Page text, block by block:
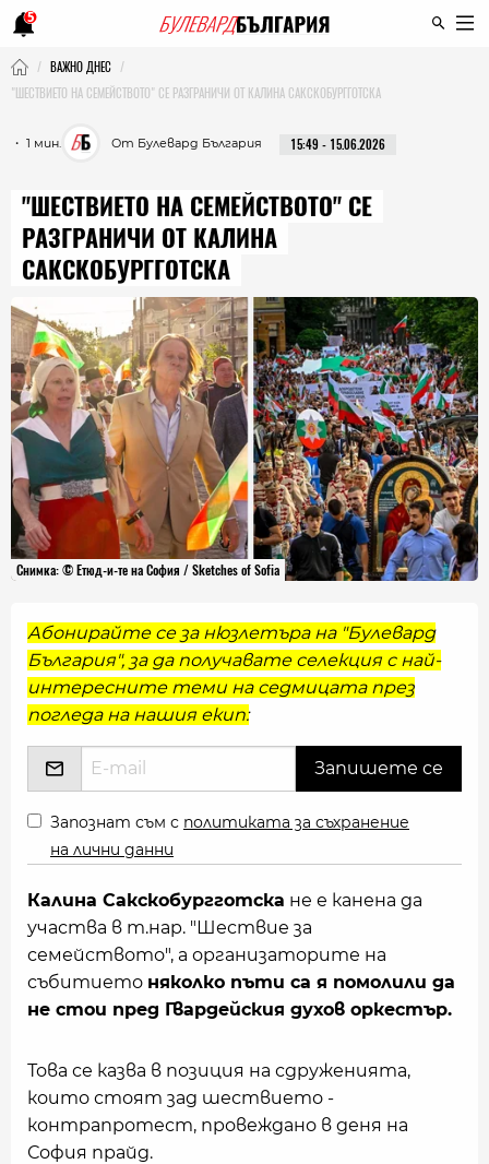
5
ВАЖНО ДНЕС
"ШЕСТВИЕТО НА СЕМЕЙСТВОТО" СЕ РАЗГРАНИЧИ ОТ КАЛИНА САКСКОБУРГГОТСКА
・ 1 мин. От Булевард България 15:49 - 15.06.2026
"ШЕСТВИЕТО НА СЕМЕЙСТВОТО" СЕ
РАЗГРАНИЧИ ОТ КАЛИНА
САКСКОБУРГГОТСКА
Снимка: © Етюд-и-те на София / Sketches of Sofia
Абонирайте се за нюзлетъра на "Булевард
България", за да получавате селекция с най-
интересните теми на седмицата през
погледа на нашия екип:
Запознат съм с политиката за съхранение
на лични данни
Калина Сакскобургготска не е канена да
участва в т.нар. "Шествие за
семейството", а организаторите на
събитието няколко пъти са я помолили да
не стои пред Гвардейския духов оркестър.
Това се казва в позиция на сдруженията,
които стоят зад шествието -
контрапротест, провеждано в деня на
София прайд.